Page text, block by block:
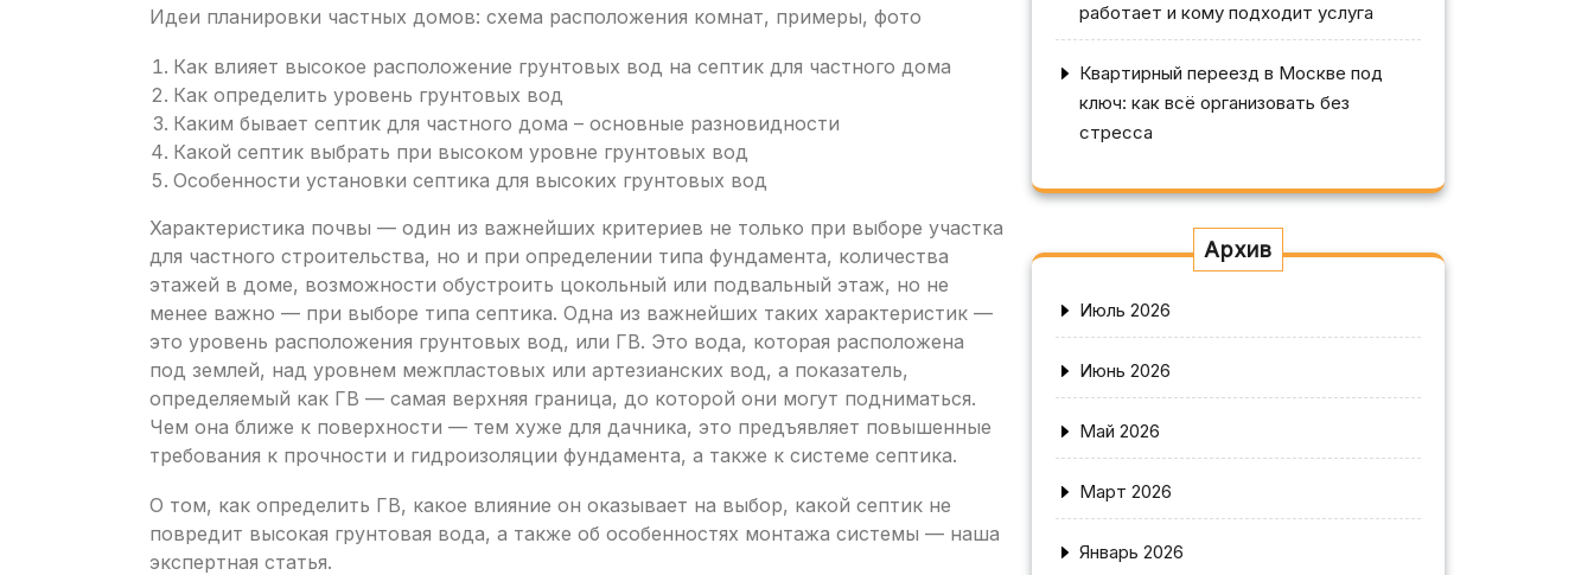
Идеи планировки частных домов: схема расположения комнат, примеры, фото
Как влияет высокое расположение грунтовых вод на септик для частного дома
Как определить уровень грунтовых вод
Каким бывает септик для частного дома – основные разновидности
Какой септик выбрать при высоком уровне грунтовых вод
Особенности установки септика для высоких грунтовых вод
Характеристика почвы — один из важнейших критериев не только при выборе участка
для частного строительства, но и при определении типа фундамента, количества
этажей в доме, возможности обустроить цокольный или подвальный этаж, но не
менее важно — при выборе типа септика. Одна из важнейших таких характеристик —
это уровень расположения грунтовых вод, или ГВ. Это вода, которая расположена
под землей, над уровнем межпластовых или артезианских вод, а показатель,
определяемый как ГВ — самая верхняя граница, до которой они могут подниматься.
Чем она ближе к поверхности — тем хуже для дачника, это предъявляет повышенные
требования к прочности и гидроизоляции фундамента, а также к системе септика.
О том, как определить ГВ, какое влияние он оказывает на выбор, какой септик не
повредит высокая грунтовая вода, а также об особенностях монтажа системы — наша
экспертная статья.
работает и кому подходит услуга
Квартирный переезд в Москве под
ключ: как всё организовать без
стресса
Архив
Июль 2026
Июнь 2026
Май 2026
Март 2026
Январь 2026